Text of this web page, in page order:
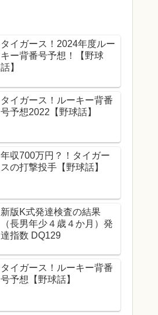
タイガース！2024年度ルー
キー背番号予想！【野球
話】
タイガース！ルーキー背番
号予想2022【野球話】
年収700万円？！タイガー
スの打撃投手【野球話】
新版K式発達検査の結果
（長男年少４歳４か月）発
達指数 DQ129
タイガース！ルーキー背番
号予想【野球話】